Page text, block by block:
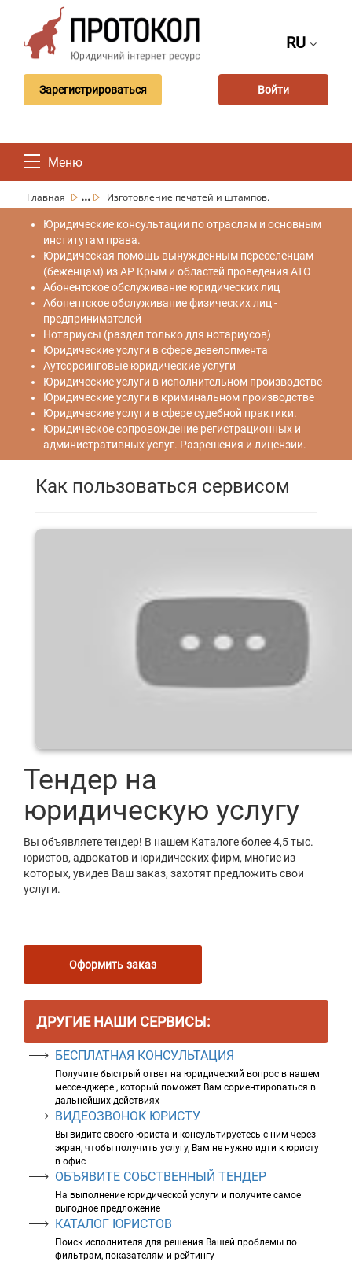
RU
Зарегистрироваться Войти
Меню
Главная ... Изготовление печатей и штампов.
Юридические консультации по отраслям и основным
институтам права.
Юридическая помощь вынужденным переселенцам
(беженцам) из АР Крым и областей проведения АТО
Абонентское обслуживание юридических лиц
Абонентское обслуживание физических лиц -
предпринимателей
Нотариусы (раздел только для нотариусов)
Юридические услуги в сфере девелопмента
Аутсорсинговые юридические услуги
Юридические услуги в исполнительном производстве
Юридические услуги в криминальном производстве
Юридические услуги в сфере судебной практики.
Юридическое сопровождение регистрационных и
административных услуг. Разрешения и лицензии.
Как пользоваться сервисом
Тендер на
юридическую услугу
Вы объявляете тендер! В нашем Каталоге более 4,5 тыс.
юристов, адвокатов и юридических фирм, многие из
которых, увидев Ваш заказ, захотят предложить свои
услуги.
Оформить заказ
ДРУГИЕ НАШИ СЕРВИСЫ:
БЕСПЛАТНАЯ КОНСУЛЬТАЦИЯ
Получите быстрый ответ на юридический вопрос в нашем
мессенджере , который поможет Вам сориентироваться в
дальнейших действиях
ВИДЕОЗВОНОК ЮРИСТУ
Вы видите своего юриста и консультируетесь с ним через
экран, чтобы получить услугу, Вам не нужно идти к юристу
в офис
ОБЪЯВИТЕ СОБСТВЕННЫЙ ТЕНДЕР
На выполнение юридической услуги и получите самое
выгодное предложение
КАТАЛОГ ЮРИСТОВ
Поиск исполнителя для решения Вашей проблемы по
фильтрам, показателям и рейтингу